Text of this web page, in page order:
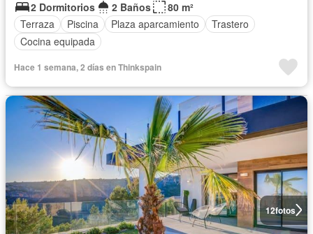
2 Dormitorios
2 Baños
80 m²
Terraza
Piscina Plaza aparcamiento
Trastero
Cocina equipada
Hace 1 semana, 2 días en Thinkspain
12fotos